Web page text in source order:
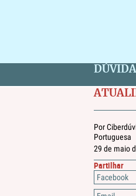
Por
Portuguesa
29 de maio
Partilhar
Facebook